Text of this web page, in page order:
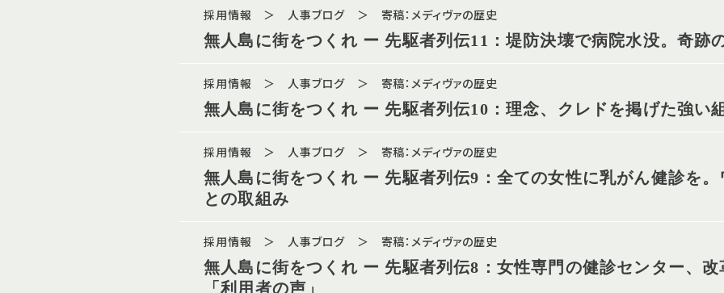
採用情報 ＞ 人事ブログ ＞ 寄稿：メディヴァの歴史
無人島に街をつくれ ー 先駆者列伝11：堤防決壊で病院水没。奇跡
採用情報 ＞ 人事ブログ ＞ 寄稿：メディヴァの歴史
無人島に街をつくれ ー 先駆者列伝10：理念、クレドを掲げた強い
採用情報 ＞ 人事ブログ ＞ 寄稿：メディヴァの歴史
無人島に街をつくれ ー 先駆者列伝9：全ての女性に乳がん健診を。
との取組み
採用情報 ＞ 人事ブログ ＞ 寄稿：メディヴァの歴史
無人島に街をつくれ ー 先駆者列伝8：女性専門の健診センター、改
「利用者の声」